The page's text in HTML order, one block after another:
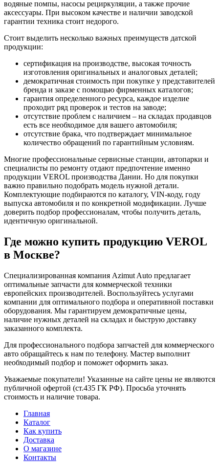
водяные помпы, насосы рециркуляции, а также прочие
аксессуары. При высоком качестве и наличии заводской
гарантии техника стоит недорого.
Стоит выделить несколько важных преимуществ датской
продукции:
сертификация на производстве, высокая точность
изготовления оригинальных и аналоговых деталей;
демократичная стоимость при покупке у представителей
бренда и заказе с помощью фирменных каталогов;
гарантия определенного ресурса, каждое изделие
проходит ряд проверок и тестов на заводе;
отсутствие проблем с наличием – на складах продавцов
есть все необходимое для вашего автомобиля;
отсутствие брака, что подтверждает минимальное
количество обращений по гарантийным условиям.
Многие профессиональные сервисные станции, автопарки и
специалисты по ремонту отдают предпочтение именно
продукции VEROL производства Дании. Но для покупки
важно правильно подобрать модель нужной детали.
Комплектующие подбираются по каталогу, VIN-коду, году
выпуска автомобиля и по конкретной модификации. Лучше
доверить подбор профессионалам, чтобы получить деталь,
идентичную оригинальной.
Где можно купить продукцию VEROL
в Москве?
Специализированная компания Azimut Auto предлагает
оптимальные запчасти для коммерческой техники
европейских производителей. Воспользуйтесь услугами
компании для оптимального подбора и оперативной поставки
оборудования. Мы гарантируем демократичные цены,
наличие нужных деталей на складах и быструю доставку
заказанного комплекта.
Для профессионального подбора запчастей для коммерческого
авто обращайтесь к нам по телефону. Мастер выполнит
необходимый подбор и поможет оформить заказ.
Уважаемые покупатели! Указанные на сайте цены не являются
публичной офертой (ст.435 ГК РФ). Просьба уточнять
стоимость и наличие товара.
Главная
Каталог
Как купить
Доставка
О магазине
Контакты